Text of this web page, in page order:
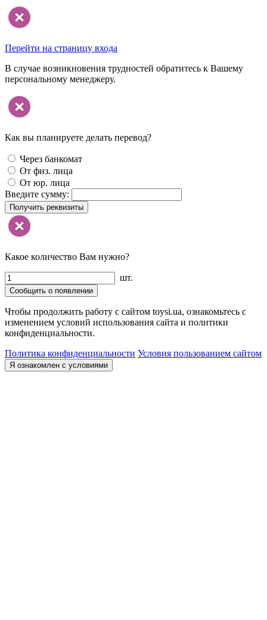
Перейти на страницу входа
В случае возникновения трудностей обратитесь к Вашему
персональному менеджеру.
Как вы планируете делать перевод?
Через банкомат
От физ. лица
От юр. лица
Введите сумму:
Получить реквизиты
Какое количество Вам нужно?
шт.
Сообщить о появлении
Чтобы продолжить работу с сайтом toysi.ua, ознакомьтесь с
изменением условий использования сайта и политики
конфиденциальности.
Политика конфиденциальности Условия пользованием сайтом
Я ознакомлен с условиями